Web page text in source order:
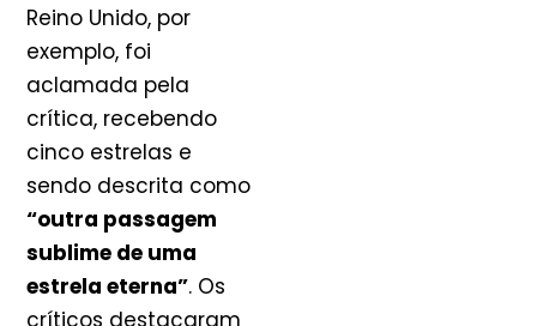
Reino Unido, por
exemplo, foi
aclamada pela
crítica, recebendo
cinco estrelas e
sendo descrita como
“outra passagem
sublime de uma
estrela eterna”. Os
críticos destacaram